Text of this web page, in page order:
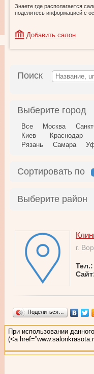
Знаете где располагается
поделитесь информацией с
Добавить салон
Поиск
Выберите город
Все Москва
Киев
Краснодар
Рязань
Самара
Сортировать по
Выберите район
г.
Поделиться…
При использовании
(<a